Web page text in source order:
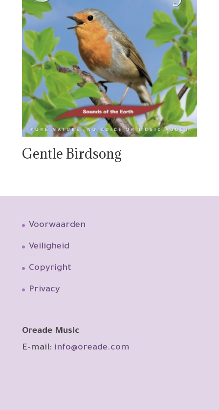
Gentle Birdsong
Voorwaarden
Veiligheid
Copyright
Privacy
Oreade Music
E-mail: info@oreade.com